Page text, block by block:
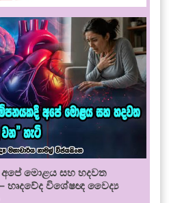
මොළය සහ හදවත
හෘදවේද විශේෂඥ වෛද්‍ය